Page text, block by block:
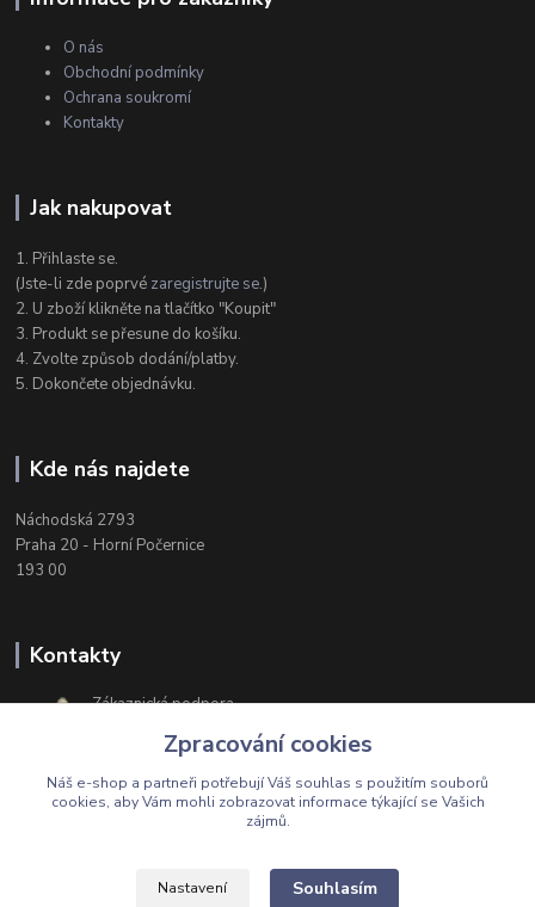
O nás
Obchodní podmínky
Ochrana soukromí
Kontakty
Jak nakupovat
1. Přihlaste se.
(Jste-li zde poprvé zaregistrujte se.)
2. U zboží klikněte na tlačítko "Koupit"
3. Produkt se přesune do košíku.
4. Zvolte způsob dodání/platby.
5. Dokončete objednávku.
Kde nás najdete
Náchodská 2793
Praha 20 - Horní Počernice
193 00
Kontakty
Zákaznická podpora
+420 603 174 975
Po-Čt, 8-16 hod. Pá 8-14 hod.
Upravit sběr cookies.
Zpracování cookies
Náš e-shop a partneři potřebují Váš souhlas s použitím souborů
cookies, aby Vám mohli zobrazovat informace týkající se Vašich
zájmů.
Nastavení Souhlasím